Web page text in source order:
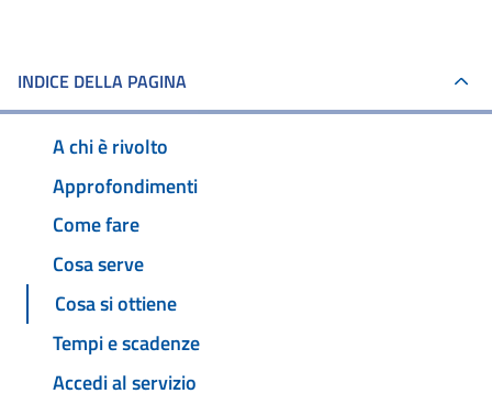
INDICE DELLA PAGINA
A chi è rivolto
Approfondimenti
Come fare
Cosa serve
Cosa si ottiene
Tempi e scadenze
Accedi al servizio